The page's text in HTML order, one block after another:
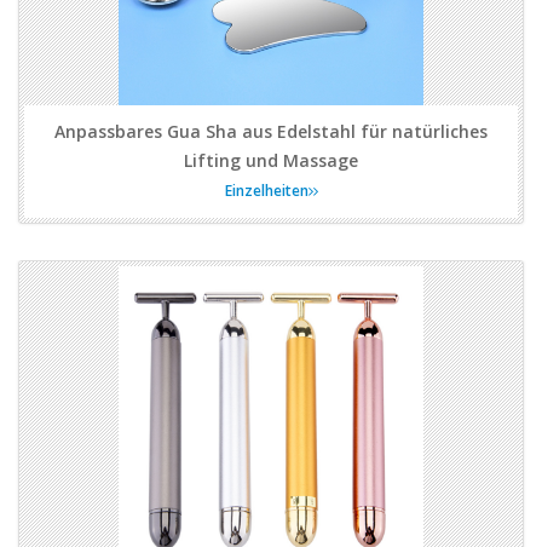
Anpassbares Gua Sha aus Edelstahl für natürliches
Lifting und Massage
Einzelheiten